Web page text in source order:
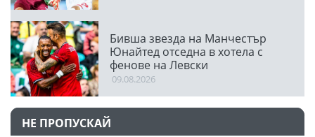
Бивша звезда на Манчестър
Юнайтед отседна в хотела с
фенове на Левски
09.08.2026
НЕ ПРОПУСКАЙ